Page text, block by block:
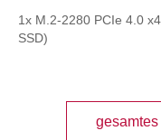
1x M.2-2280 PCIe 4.0
SSD)